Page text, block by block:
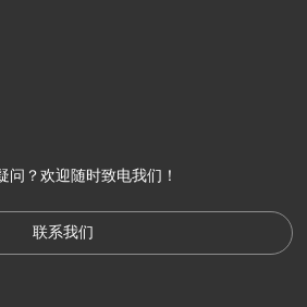
问？欢迎随时致电我们！
联系我们